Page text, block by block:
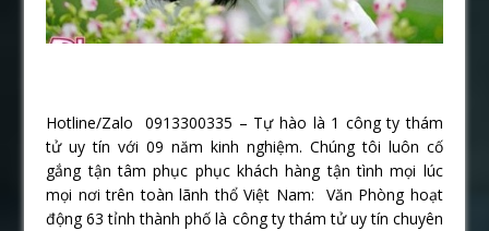
Hotline/Zalo 0913300335 – Tự hào là 1 công ty thám
tử uy tín với 09 năm kinh nghiệm. Chúng tôi luôn cố
gắng tận tâm phục phục khách hàng tận tình mọi lúc
mọi nơi trên toàn lãnh thổ Việt Nam: Văn Phòng hoạt
động 63 tỉnh thành phố là công ty thám tử uy tín chuyên